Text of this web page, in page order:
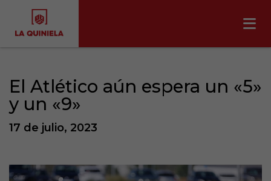
El Atlético aún espera un «5»
y un «9»
17 de julio, 2023